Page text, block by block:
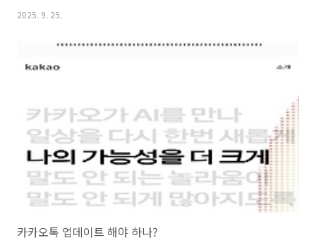
연금 수령: 평생 매월 지급 (연금소득세 적용)• 소멸시효: 반환일시금은 5
택? 🤔 반환일시금과 연금 수령, 언제 선택하나?💸 반환일시금을 받는
금 수급 가능임의계속가입: 10년 채워서 ..
2025. 9. 25.
카카오톡 업데이트 해야 하나?